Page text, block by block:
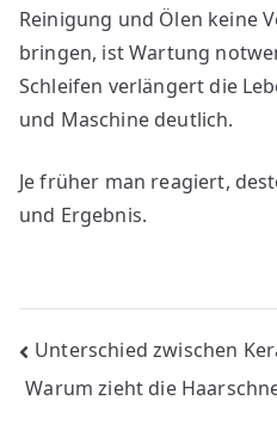
Reinigung und Ölen keine
bringen, ist Wartung
Schleifen verlängert die
und Maschine deutlich.
Je früher man reagiert,
und Ergebnis.
Bericht
navigatie
Unterschied zwischen
Warum zieht die